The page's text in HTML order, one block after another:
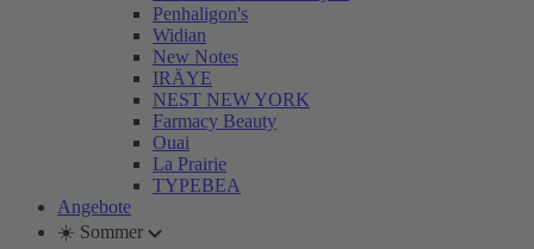
Penhaligon's
Widian
New Notes
IRÄYE
NEST NEW YORK
Farmacy Beauty
Ouai
La Prairie
TYPEBEA
Angebote
☀️ Sommer